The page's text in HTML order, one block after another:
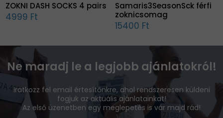
ZOKNI DASH SOCKS 4 pairs
4999 Ft
Samaris3SeasonSck férfi
zoknicsomag
15400 Ft
Ne maradj le a legjobb ajánlatokról!
Iratkozz fel email értesítőnkre, ahol rendszeresen küldeni
fogjuk az aktuális ajánlatainkat!
Az első üzenetben egy meglepetés is vár majd rád!